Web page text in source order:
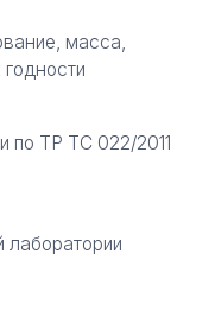
масса,
по ТР ТС 022/2011
лаборатории